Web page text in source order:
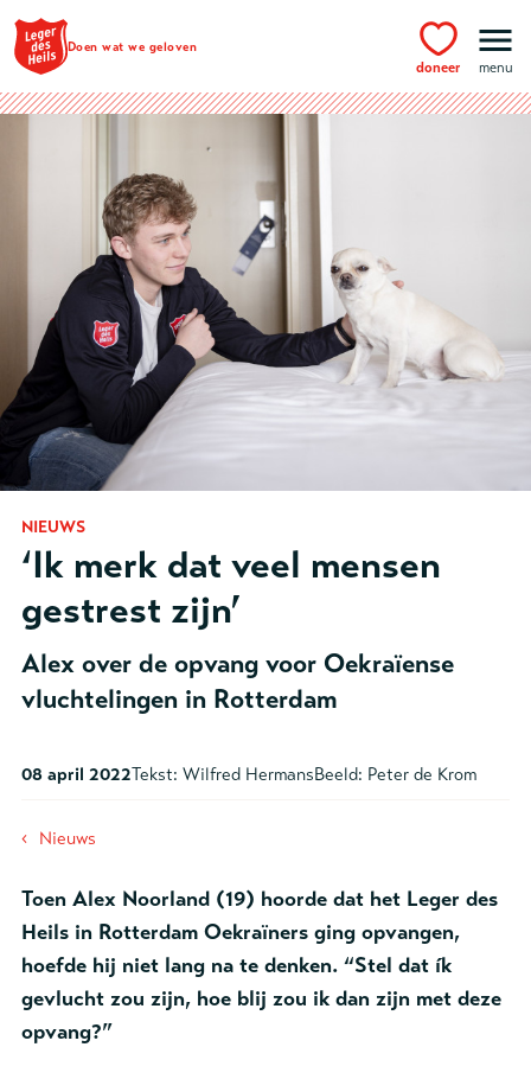
Ga naar hoofdinhoud
Doen wat we geloven
doneer menu
NIEUWS
‘Ik merk dat veel mensen
gestrest zijn’
Alex over de opvang voor Oekraïense
vluchtelingen in Rotterdam
08 april 2022Tekst: Wilfred HermansBeeld: Peter de Krom
‹ Nieuws
Toen Alex Noorland (19) hoorde dat het Leger des
Heils in Rotterdam Oekraïners ging opvangen,
hoefde hij niet lang na te denken. “Stel dat ík
gevlucht zou zijn, hoe blij zou ik dan zijn met deze
opvang?”